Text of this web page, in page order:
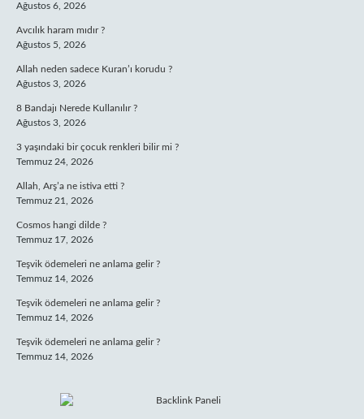
Ağustos 6, 2026
Avcılık haram mıdır ?
Ağustos 5, 2026
Allah neden sadece Kuran’ı korudu ?
Ağustos 3, 2026
8 Bandajı Nerede Kullanılır ?
Ağustos 3, 2026
3 yaşındaki bir çocuk renkleri bilir mi ?
Temmuz 24, 2026
Allah, Arş’a ne istiva etti ?
Temmuz 21, 2026
Cosmos hangi dilde ?
Temmuz 17, 2026
Teşvik ödemeleri ne anlama gelir ?
Temmuz 14, 2026
Teşvik ödemeleri ne anlama gelir ?
Temmuz 14, 2026
Teşvik ödemeleri ne anlama gelir ?
Temmuz 14, 2026